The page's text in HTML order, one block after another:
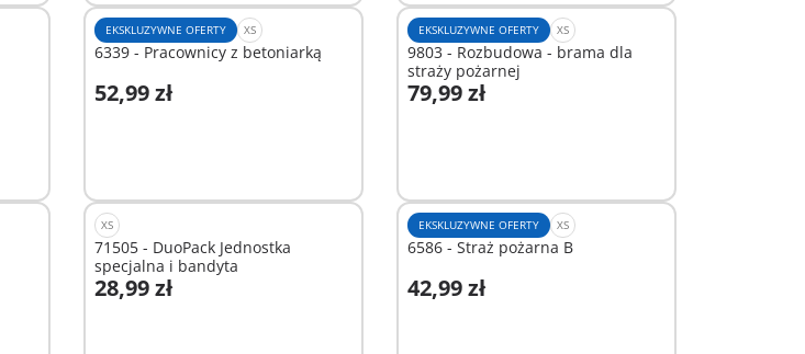
EKSKLUZYWNE OFERTY XS
6339 - Pracownicy z betoniarką
52,99 zł
Dodaj do koszyka
EKSKLUZYWNE OFERTY XS
9803 - Rozbudowa - brama dla
straży pożarnej
79,99 zł
Dodaj do koszyka
XS
71505 - DuoPack Jednostka
specjalna i bandyta
28,99 zł
Dodaj do koszyka
EKSKLUZYWNE OFERTY XS
6586 - Straż pożarna B
42,99 zł
Dodaj do koszyka